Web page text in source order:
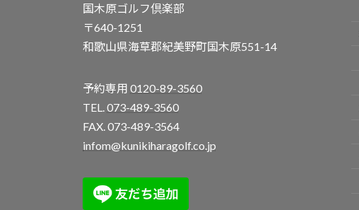
国木原ゴルフ倶楽部
〒640-1251
和歌山県海草郡紀美野町国木原551-14
予約専用 0120-89-3560
TEL. 073-489-3560
FAX. 073-489-3564
infom@kunikiharagolf.co.jp